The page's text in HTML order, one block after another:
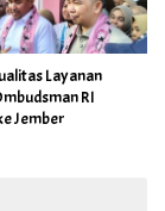
Layanan
RI
Jember